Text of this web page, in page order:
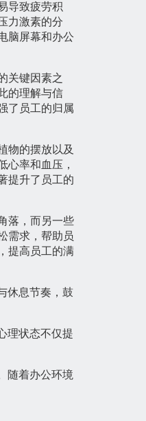
导致疲劳积
力激素的分
脑屏幕和办公
关键因素之
的理解与信
了员工的归属
物的摆放以及
心率和血压，
提升了员工的
落，而另一些
需求，帮助员
提高员工的满
休息节奏，鼓
理状态不仅提
随着办公环境